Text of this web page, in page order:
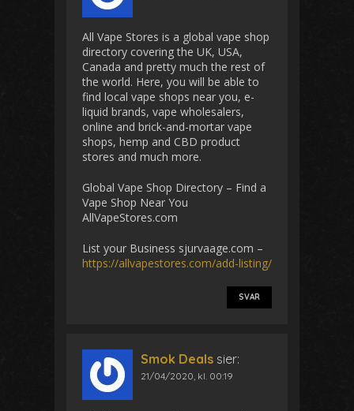
All Vape Stores is a global vape shop
directory covering the UK, USA,
Canada and pretty much the rest of
the world. Here, you will be able to
find local vape shops near you, e-
liquid brands, vape wholesalers,
online and brick-and-mortar vape
shops, hemp and CBD product
stores and much more.
Global Vape Shop Directory – Find a
Vape Shop Near You
AllVapeStores.com
List your Business sjurvaage.com –
https://allvapestores.com/add-listing/
SVAR
Smok Deals sier:
21/04/2020, kl. 00:19